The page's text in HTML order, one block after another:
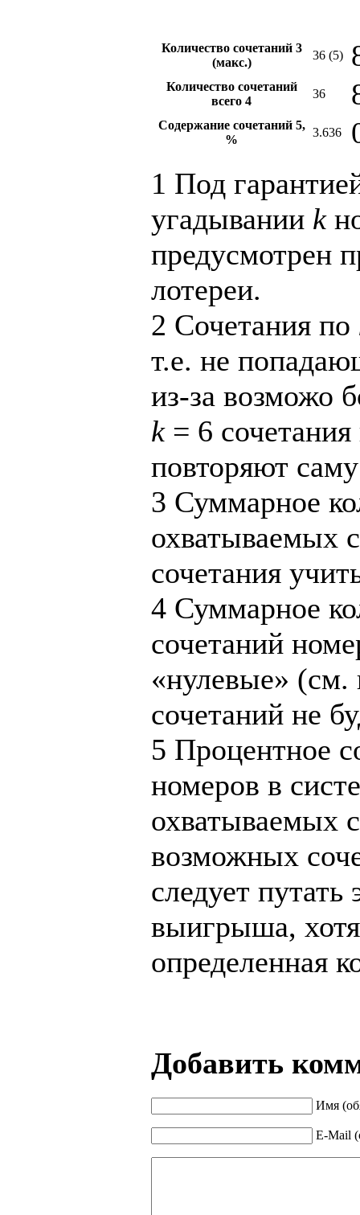
Количество сочетаний 3
(макс.)
36 (5)
Количество сочетаний
всего 4
36
Содержание сочетаний 5,
%
3.636
1 Под
угадывании k
предусмотрен
лотереи.
2 Сочетания по
т.е. не
из-за возможо
k= 6 сочетания
повторяют
3 Суммарное
охватываемых
сочетания
4 Суммарное
сочетаний
«нулевые»
сочетаний не
5 Процентное
номеров в
охватываемых
возможных
следует
выигрыша,
определенная
Добавить
Имя
E-Mail